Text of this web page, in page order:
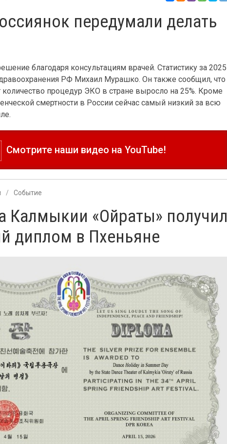
передумали делать
благодаря консультациям врачей. Статистику за 2025
РФ Михаил Мурашко. Он также сообщил, что
количество процедур ЭКО в стране выросло на 25%. Кроме
смертности в России сейчас самый низкий за всю
Смотрите наши видео на YouTube!
Событие
Калмыкии «Ойраты» получил
диплом в Пхеньяне